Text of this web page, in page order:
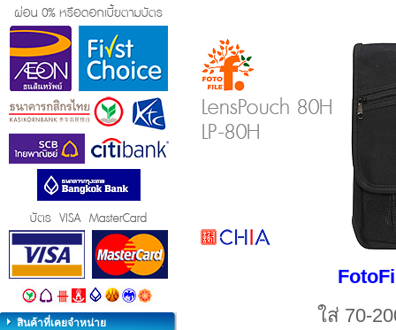
สินค้าที่เคยจำหน่าย
ใส่ 70-